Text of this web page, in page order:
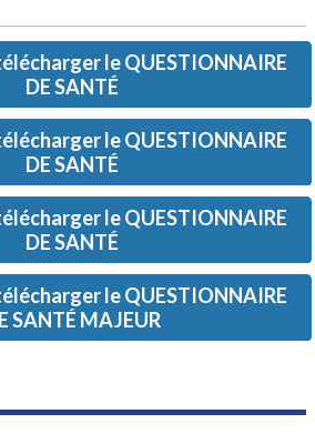
le QUESTIONNAIRE
DE SANTÉ
le QUESTIONNAIRE
DE SANTÉ
le QUESTIONNAIRE
DE SANTÉ
le QUESTIONNAIRE
SANTÉ MAJEUR